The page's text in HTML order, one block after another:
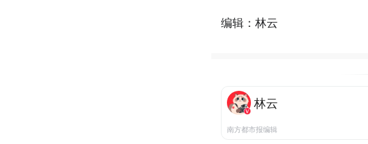
编辑：林云
林云
南方都市报编辑